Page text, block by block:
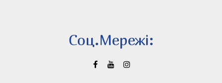
Соц.Мережi: